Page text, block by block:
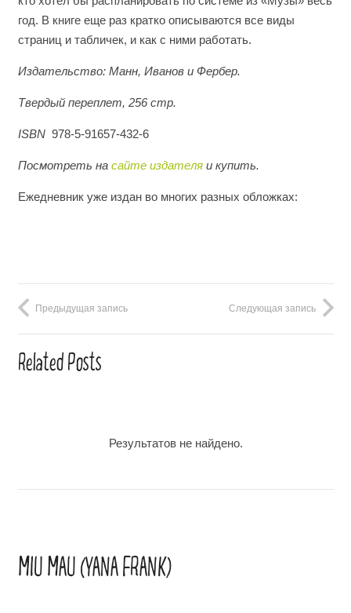
год. В книге еще раз кратко описываются все виды
страниц и табличек, и как с ними работать.
Издательство: Манн, Иванов и Фербер.
Твердый переплет, 256 стр.
ISBN 978-5-91657-432-6
Посмотреть на сайте издателя и купить.
Ежедневник уже издан во многих разных обложках:
Предыдущая запись Следующая запись
Related Posts
Результатов не найдено.
MIU MAU (YANA FRANK)